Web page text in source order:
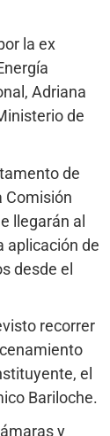
la ex
Adriana
de
de
Comisión
llegarán al
aplicación de
desde el
recorrer
el
Bariloche.
y